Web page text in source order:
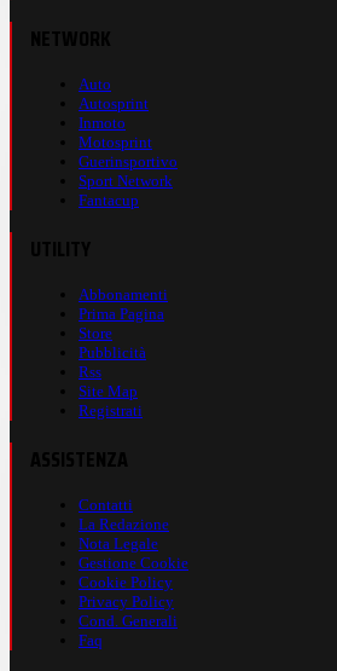
Auto
Autosprint
Inmoto
Motosprint
Guerinsportivo
Sport Network
Fantacup
Abbonamenti
Prima Pagina
Store
Pubblicità
Rss
Site Map
Registrati
Contatti
La Redazione
Nota Legale
Gestione Cookie
Cookie Policy
Privacy Policy
Cond. Generali
Faq